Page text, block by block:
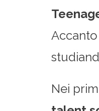
Nei